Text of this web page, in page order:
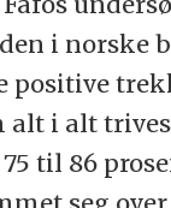
i norske
positive
alt i alt
til 86